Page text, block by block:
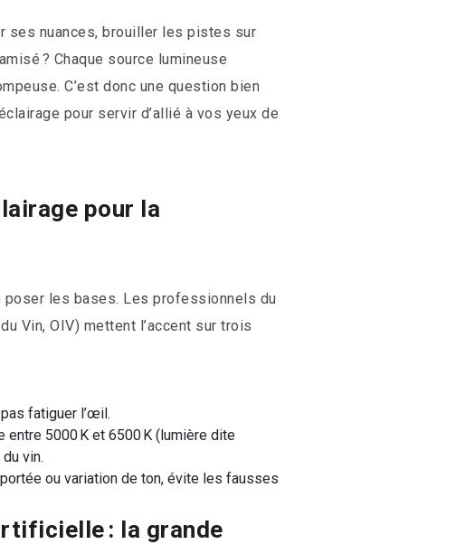
ses nuances, brouiller les pistes sur
? Chaque source lumineuse
C’est donc une question bien
pour servir d’allié à vos yeux de
pour la
les bases. Les professionnels du
Vin, OIV) mettent l’accent sur trois
fatiguer l’œil.
entre 5000 K et 6500 K (lumière dite
vin.
ou variation de ton, évite les fausses
: la grande